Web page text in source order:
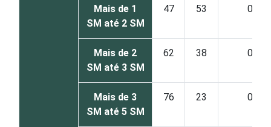
Mais de 1
SM até 2 SM
47 53 0
Mais de 2
SM até 3 SM
62 38 0
Mais de 3
SM até 5 SM
76 23 0